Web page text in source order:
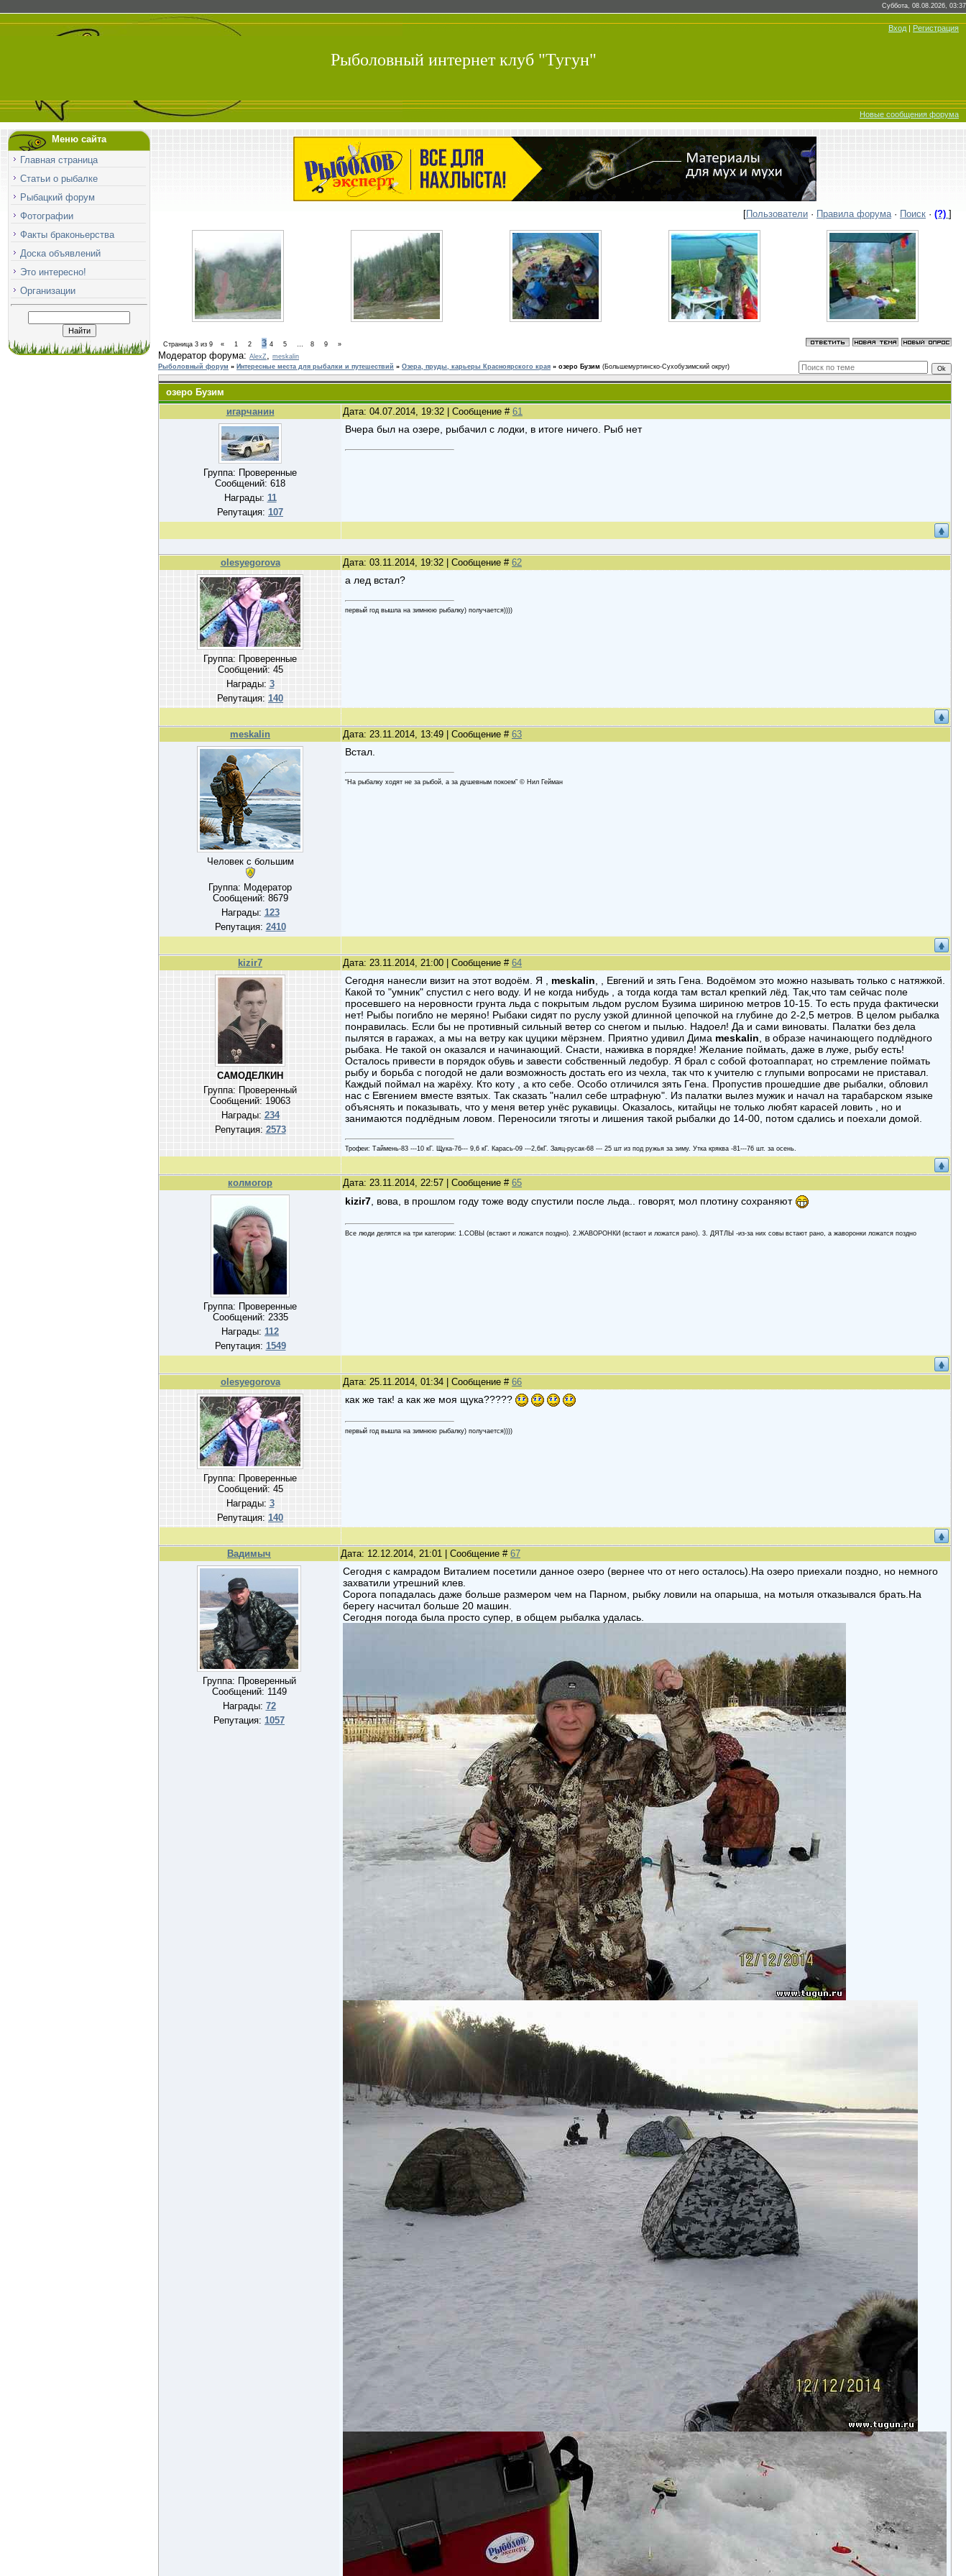
Суббота, 08.08.2026, 03:37
Вход | Регистрация
Рыболовный интернет клуб "Тугун"
Новые сообщения форума
Меню сайта
Главная страница
Статьи о рыбалке
Рыбацкий форум
Фотографии
Факты браконьерства
Доска объявлений
Это интересно!
Организации
[Пользователи · Правила форума· Поиск · (?) ]
Страница 3 из 9 « 1 2 3 4 5 … 8 9 »
Модератор форума: AlexZ, meskalin
Рыболовный форум » Интересные места для рыбалки и путешествий » Озера, пруды, карьеры Красноярского края » озеро Бузим (Большемуртинско-Сухобузимский округ)
озеро Бузим
игарчанин
Дата: 04.07.2014, 19:32 | Сообщение # 61
Группа: Проверенные
Сообщений: 618
Награды: 11
Репутация: 107
Вчера был на озере, рыбачил с лодки, в итоге ничего. Рыб нет
olesyegorova Дата: 03.11.2014, 19:32 | Сообщение # 62
Группа: Проверенные
Сообщений: 45
Награды: 3
Репутация: 140
а лед встал?
первый год вышла на зимнюю рыбалку) получается))))
meskalin Дата: 23.11.2014, 13:49 | Сообщение # 63
Человек с большим
Группа: Модератор
Сообщений: 8679
Награды: 123
Репутация: 2410
Встал.
“На рыбалку ходят не за рыбой, а за душевным покоем” © Нил Гейман
kizir7 Дата: 23.11.2014, 21:00 | Сообщение # 64
САМОДЕЛКИН
Группа: Проверенный
Сообщений: 19063
Награды: 234
Репутация: 2573
Сегодня нанесли визит на этот водоём. Я , meskalin , , Евгений и зять Гена. Водоёмом это можно называть только с натяжкой.
Какой то "умник" спустил с него воду. И не когда нибудь , а тогда когда там встал крепкий лёд. Так,что там сейчас поле
просевшего на неровности грунта льда с покрытым льдом руслом Бузима шириною метров 10-15. То есть пруда фактически
нет! Рыбы погибло не меряно! Рыбаки сидят по руслу узкой длинной цепочкой на глубине до 2-2,5 метров. В целом рыбалка
понравилась. Если бы не противный сильный ветер со снегом и пылью. Надоел! Да и сами виноваты. Палатки без дела
пылятся в гаражах, а мы на ветру как цуцики мёрзнем. Приятно удивил Дима meskalin , в образе начинающего подлёдного
рыбака. Не такой он оказался и начинающий. Снасти, наживка в порядке! Желание поймать, даже в луже, рыбу есть!
Осталось привести в порядок обувь и завести собственный ледобур. Я брал с собой фотоаппарат, но стремление поймать
рыбу и борьба с погодой не дали возможность достать его из чехла, так что к учителю с глупыми вопросами не приставал.
Каждый поймал на жарёху. Кто коту , а кто себе. Особо отличился зять Гена. Пропустив прошедшие две рыбалки, обловил
нас с Евгением вместе взятых. Так сказать "налил себе штрафную". Из палатки вылез мужик и начал на тарабарском языке
объяснять и показывать, что у меня ветер унёс рукавицы. Оказалось, китайцы не только любят карасей ловить , но и
занимаются подлёдным ловом. Переносили тяготы и лишения такой рыбалки до 14-00, потом сдались и поехали домой.
Трофеи: Таймень-83 ---10 кГ. Щука-76--- 9,6 кГ. Карась-09 ---2,6кГ. Заяц-русак-68 --- 25 шт из под ружья за зиму. Утка кряква -81---76 шт. за осень.
колмогор Дата: 23.11.2014, 22:57 | Сообщение # 65
Группа: Проверенные
Сообщений: 2335
Награды: 112
Репутация: 1549
kizir7 , вова, в прошлом году тоже воду спустили после льда.. говорят, мол плотину сохраняют
Все люди делятся на три категории: 1.СОВЫ (встают и ложатся поздно). 2.ЖАВОРОНКИ (встают и ложатся рано). 3. ДЯТЛЫ -из-за них совы встают рано, а жаворонки ложатся поздно
olesyegorova Дата: 25.11.2014, 01:34 | Сообщение # 66
Группа: Проверенные
Сообщений: 45
Награды: 3
Репутация: 140
как же так! а как же моя щука?????
первый год вышла на зимнюю рыбалку) получается))))
Вадимыч Дата: 12.12.2014, 21:01 | Сообщение # 67
Группа: Проверенный
Сообщений: 1149
Награды: 72
Репутация: 1057
Сегодня с камрадом Виталием посетили данное озеро (вернее что от него осталось).На озеро приехали поздно, но немного
захватили утрешний клев.
Сорога попадалась даже больше размером чем на Парном, рыбку ловили на опарыша, на мотыля отказывался брать.На
берегу насчитал больше 20 машин.
Сегодня погода была просто супер, в общем рыбалка удалась.